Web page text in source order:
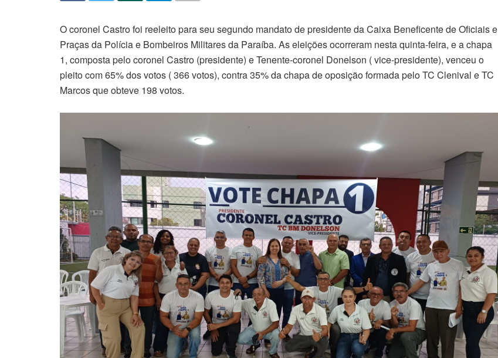
O coronel Castro foi reeleito para seu segundo mandato de presidente da Caixa Beneficente de Oficiais e
Praças da Polícia e Bombeiros Militares da Paraíba. As eleições ocorreram nesta quinta-feira, e a chapa
1, composta pelo coronel Castro (presidente) e Tenente-coronel Donelson ( vice-presidente), venceu o
pleito com 65% dos votos ( 366 votos), contra 35% da chapa de oposição formada pelo TC Clenival e TC
Marcos que obteve 198 votos.